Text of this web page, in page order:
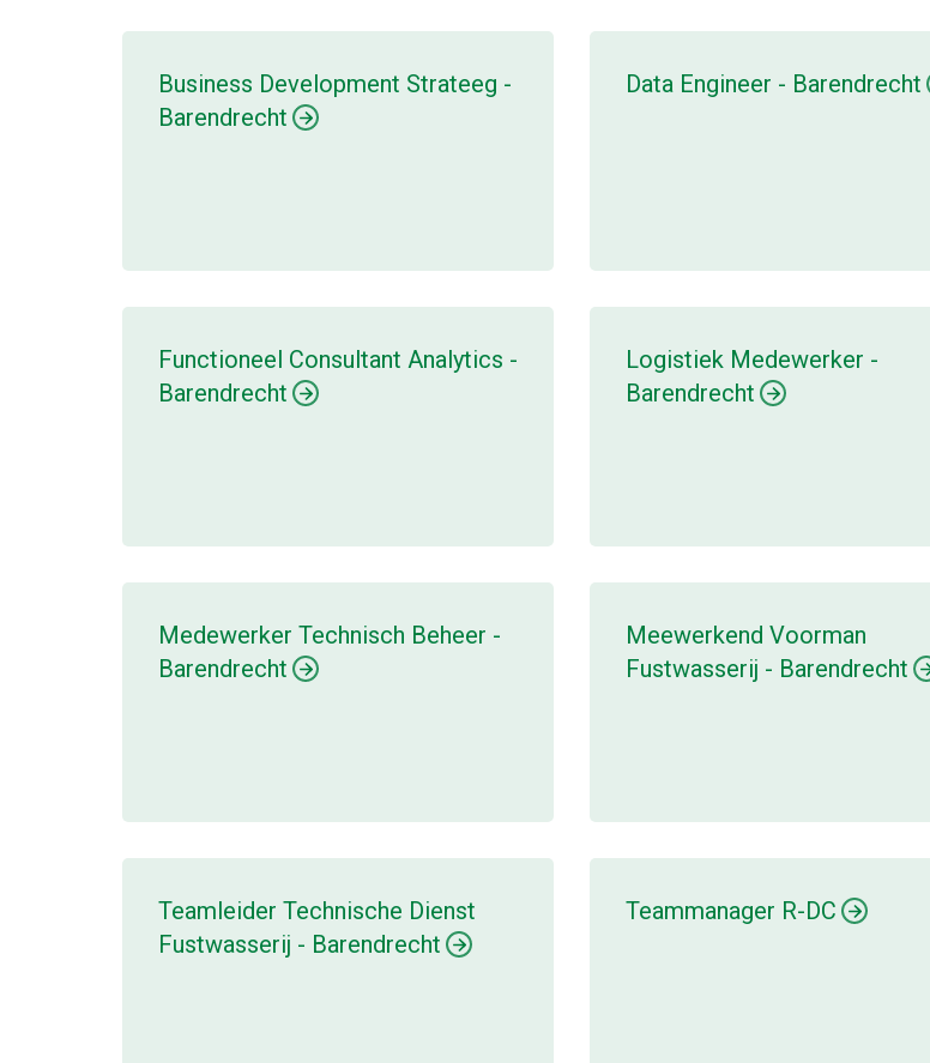
Business Development Strateeg -
Barendrecht
Data Engineer - Barendrecht
Functioneel Consultant Analytics -
Barendrecht
Logistiek Medewerker -
Barendrecht
Medewerker Technisch Beheer -
Barendrecht
Meewerkend Voorman
Fustwasserij - Barendrecht
Teamleider Technische Dienst
Fustwasserij - Barendrecht
Teammanager R-DC